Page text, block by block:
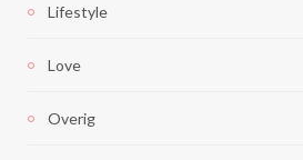
Lifestyle
Love
Overig